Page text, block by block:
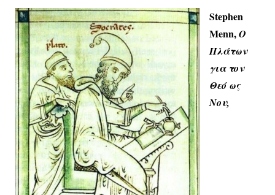
Stephen
Menn,Ο
Πλάτων
για τον
Θεό ως
Νου,